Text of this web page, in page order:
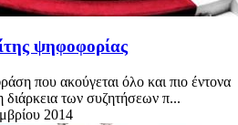
ψηφοφορίας
που ακούγεται όλο και πιο έντονα
διάρκεια των συζητήσεων π...
2014